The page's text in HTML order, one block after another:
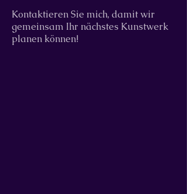
Kontaktieren Sie mich, damit wir
gemeinsam Ihr nächstes Kunstwerk
planen können!